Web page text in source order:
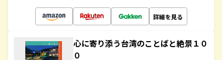
詳細を見る
心に寄り添う台湾のことばと絶景１０
０